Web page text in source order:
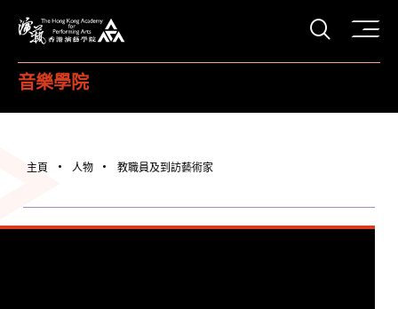
打開
音樂學院
主頁 人物 教職員及到訪藝術家